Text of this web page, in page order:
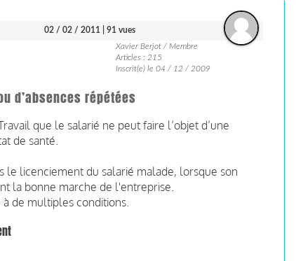
02 / 02 / 2011 | 91 vues
Xavier Berjot / Membre
Articles : 215
Inscrit(e) le 04 / 12 / 2009
d’absences répétées
que le salarié ne peut faire l’objet d’une
de santé.
le licenciement du salarié malade, lorsque son
la bonne marche de l'entreprise.
de multiples conditions.